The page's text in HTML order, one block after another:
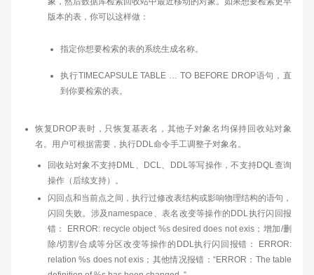
版本的表，你可以这样做：
指定你想要检索的表的系统生成名称。
执行TIMECAPSULE TABLE … TO BEFORE DROP语句，直
到你要检索的表。
恢复DROP表时，只恢复基表名，其他子对象名均保持回收站对象
名。用户可根据需要，执行DDL命令手工调整子对象名。
回收站对象不支持DML、DCL、DDL等写操作，不支持DQL查询
操作（后续支持）。
闪回点和当前点之间，执行过修改表结构或影响物理结构的语句，
闪回失败。涉及namespace、表名改变等操作的DDL执行闪回报
错： ERROR: recycle object %s desired does not exis；增加/删
除/切割/合成等分区改变等操作的DDL执行闪回报错： ERROR:
relation %s does not exis；其他情况报错：“ERROR：The table